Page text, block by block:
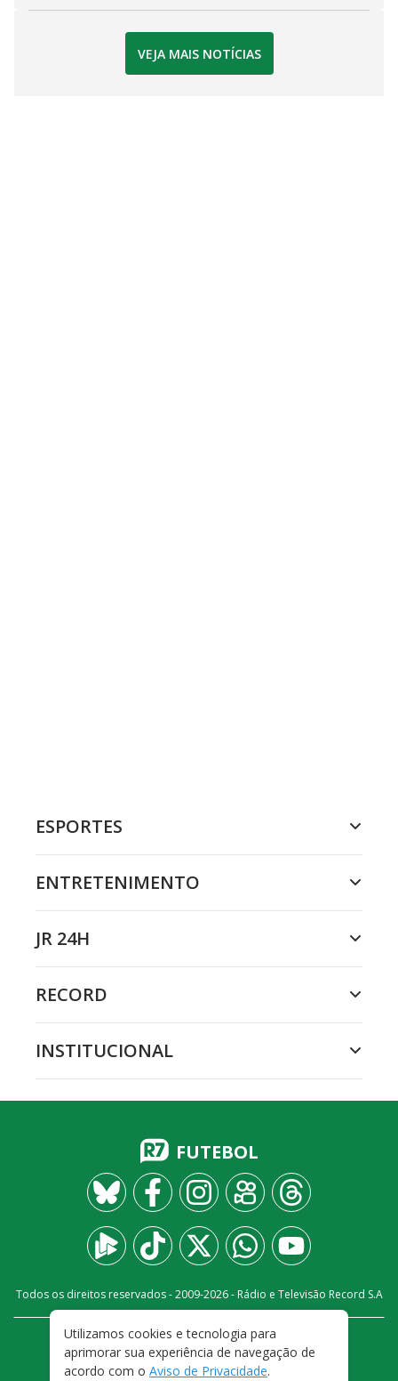
VEJA MAIS NOTÍCIAS
ESPORTES
ENTRETENIMENTO
JR 24H
RECORD
INSTITUCIONAL
FUTEBOL
Todos os direitos reservados - 2009-2026- Rádio e Televisão Record S.A
FALE CONOSCO
PRIVACIDADE
TERMOS E CONDIÇÕES DE USO
Utilizamos cookies e tecnologia para
aprimorar sua experiência de navegação de
acordo com o Aviso de Privacidade.